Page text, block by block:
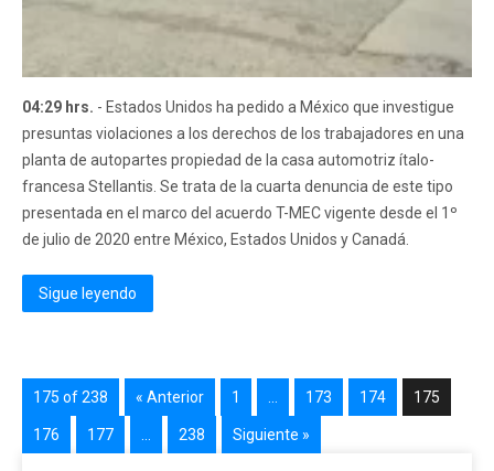
04:29 hrs. - Estados Unidos ha pedido a México que investigue
presuntas violaciones a los derechos de los trabajadores en una
planta de autopartes propiedad de la casa automotriz ítalo-
francesa Stellantis. Se trata de la cuarta denuncia de este tipo
presentada en el marco del acuerdo T-MEC vigente desde el 1º
de julio de 2020 entre México, Estados Unidos y Canadá.
Sigue leyendo
175 of 238 « Anterior 1 173 174 175
176 177 238 Siguiente »